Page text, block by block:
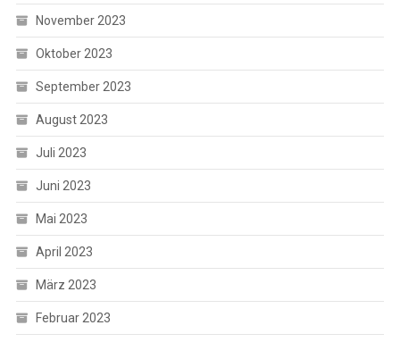
November 2023
Oktober 2023
September 2023
August 2023
Juli 2023
Juni 2023
Mai 2023
April 2023
März 2023
Februar 2023